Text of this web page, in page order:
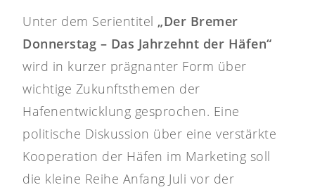
Unter dem Serientitel „Der Bremer
Donnerstag – Das Jahrzehnt der Häfen“
wird in kurzer prägnanter Form über
wichtige Zukunftsthemen der
Hafenentwicklung gesprochen. Eine
politische Diskussion über eine verstärkte
Kooperation der Häfen im Marketing soll
die kleine Reihe Anfang Juli vor der